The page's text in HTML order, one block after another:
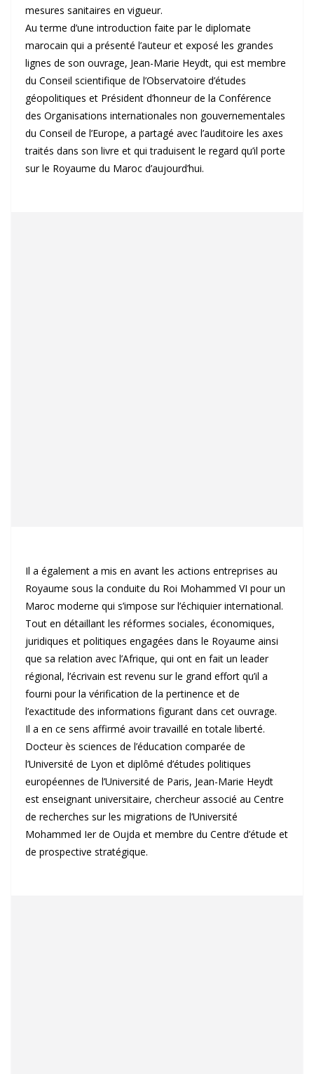
mesures sanitaires en vigueur.
Au terme d’une introduction faite par le diplomate
marocain qui a présenté l’auteur et exposé les grandes
lignes de son ouvrage, Jean-Marie Heydt, qui est membre
du Conseil scientifique de l’Observatoire d’études
géopolitiques et Président d’honneur de la Conférence
des Organisations internationales non gouvernementales
du Conseil de l’Europe, a partagé avec l’auditoire les axes
traités dans son livre et qui traduisent le regard qu’il porte
sur le Royaume du Maroc d’aujourd’hui.
Il a également a mis en avant les actions entreprises au
Royaume sous la conduite du Roi Mohammed VI pour un
Maroc moderne qui s’impose sur l’échiquier international.
Tout en détaillant les réformes sociales, économiques,
juridiques et politiques engagées dans le Royaume ainsi
que sa relation avec l’Afrique, qui ont en fait un leader
régional, l’écrivain est revenu sur le grand effort qu’il a
fourni pour la vérification de la pertinence et de
l’exactitude des informations figurant dans cet ouvrage.
Il a en ce sens affirmé avoir travaillé en totale liberté.
Docteur ès sciences de l’éducation comparée de
l’Université de Lyon et diplômé d’études politiques
européennes de l’Université de Paris, Jean-Marie Heydt
est enseignant universitaire, chercheur associé au Centre
de recherches sur les migrations de l’Université
Mohammed Ier de Oujda et membre du Centre d’étude et
de prospective stratégique.